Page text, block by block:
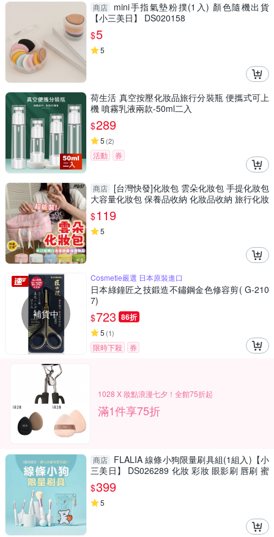
商店
mini手指氣墊粉撲(1入) 顏色隨機出貨
【小三美日】 DS020158
$5
5
荷生活 真空按壓化妝品旅行分裝瓶 便攜式可上
機 噴霧乳液兩款-50ml二入
$289
5 (2)
活動 券
商店 [台灣快發]化妝包 雲朵化妝包 手提化妝包
大容量化妝包 保養品收納 化妝品收納 旅行化妝
包
$119
5
補貨中
Cosmetie嚴選 日本原裝進口
日本綠鐘匠之技鍛造不鏽鋼金色修容剪( G-210
7)
$723 86折
5 (1)
限時下殺 券
1028 X 妝點浪漫七夕！全館75折起
滿1件享75折
商店
FLALIA 線條小狗限量刷具組(1組入)【小
三美日】 DS026289 化妝 彩妝 眼影刷 唇刷 蜜
粉刷
$399
5